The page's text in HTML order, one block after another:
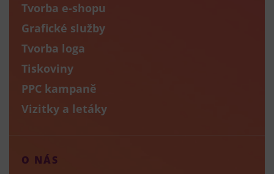
Tvorba e-shopu
Grafické služby
Tvorba loga
Tiskoviny
PPC kampaně
Vizitky a letáky
O NÁS